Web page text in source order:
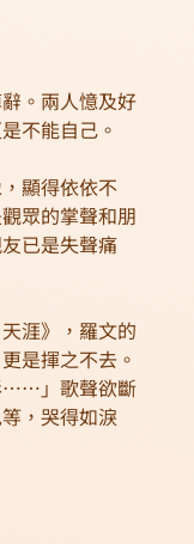
。兩人憶及好
不能自己。
顯得依依不
眾的掌聲和朋
已是失聲痛
涯》，羅文的
是揮之不去。
……」歌聲欲斷
，哭得如淚